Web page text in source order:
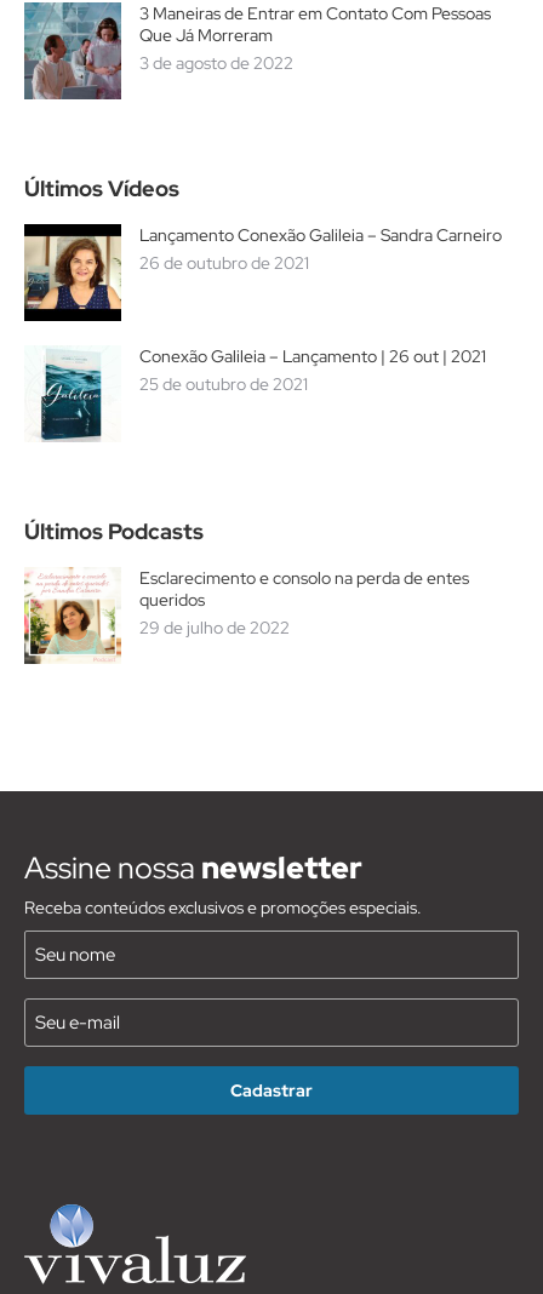
3 Maneiras de Entrar em Contato Com Pessoas
Que Já Morreram
3 de agosto de 2022
Últimos Vídeos
Lançamento Conexão Galileia – Sandra Carneiro
26 de outubro de 2021
Conexão Galileia – Lançamento | 26 out | 2021
25 de outubro de 2021
Últimos Podcasts
Esclarecimento e consolo na perda de entes
queridos
29 de julho de 2022
Assine nossa newsletter
Receba conteúdos exclusivos e promoções especiais.
Nome
E-
mail
(Requirido)